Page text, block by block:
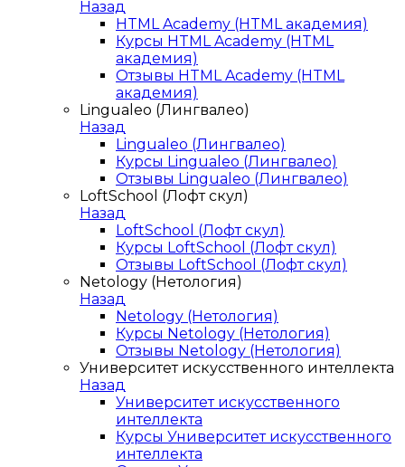
Назад
HTML Academy (HTML академия)
Курсы HTML Academy (HTML
академия)
Отзывы HTML Academy (HTML
академия)
Lingualeo (Лингвалео)
Назад
Lingualeo (Лингвалео)
Курсы Lingualeo (Лингвалео)
Отзывы Lingualeo (Лингвалео)
LoftSchool (Лофт скул)
Назад
LoftSchool (Лофт скул)
Курсы LoftSchool (Лофт скул)
Отзывы LoftSchool (Лофт скул)
Netology (Нетология)
Назад
Netology (Нетология)
Курсы Netology (Нетология)
Отзывы Netology (Нетология)
Университет искусственного интеллекта
Назад
Университет искусственного
интеллекта
Курсы Университет искусственного
интеллекта